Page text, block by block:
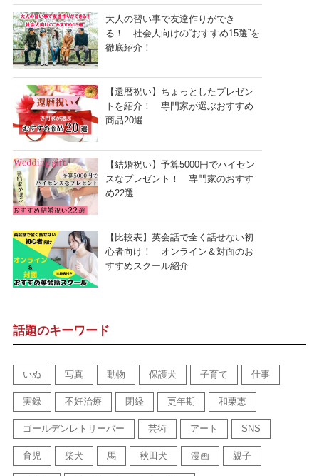
大人の習い事で友達作りができ
る！ 社会人向けの“おすすめ15選”を
徹底紹介！
【還暦祝い】ちょっとしたプレゼン
トを紹介！ 専門家が選ぶおすすめ
商品20選
【結婚祝い】予算5000円でハイセン
スなプレゼント！ 専門家のおすす
め22選
【比較表】英会話で全く話せない初
心者向け！ オンライン＆対面のお
すすめスクール紹介
話題のキーワード
いぬ 写真 動物 保護犬 子育て 仕事
実録 不妊治療 閉経 更年期 和栗恵
ゴールデンレトリーバー 芸術 アート SNS
育児 柴犬 馬 秋田犬 漫画 親子